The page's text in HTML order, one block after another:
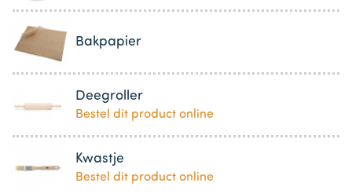
Bakpapier
Deegroller
Bestel dit product online
Kwastje
Bestel dit product online